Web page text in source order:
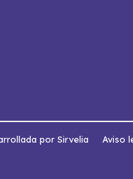
por Sirvelia Aviso